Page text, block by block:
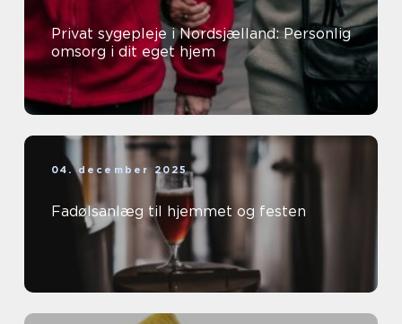
Privat sygepleje i Nordsjælland: Personlig
omsorg i dit eget hjem
04. december 2025
Fadølsanlæg til hjemmet og festen